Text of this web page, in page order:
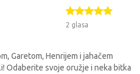
2 glasa
Garetom, Henrijem i jahačem
Odaberite svoje oružje i neka bitka